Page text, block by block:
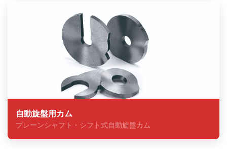
自動旋盤用カム
プレーンシャフト・シフト式自動旋盤カム